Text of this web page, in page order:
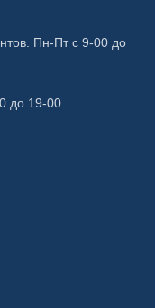
Пн-Пт с 9-00 до
до 19-00